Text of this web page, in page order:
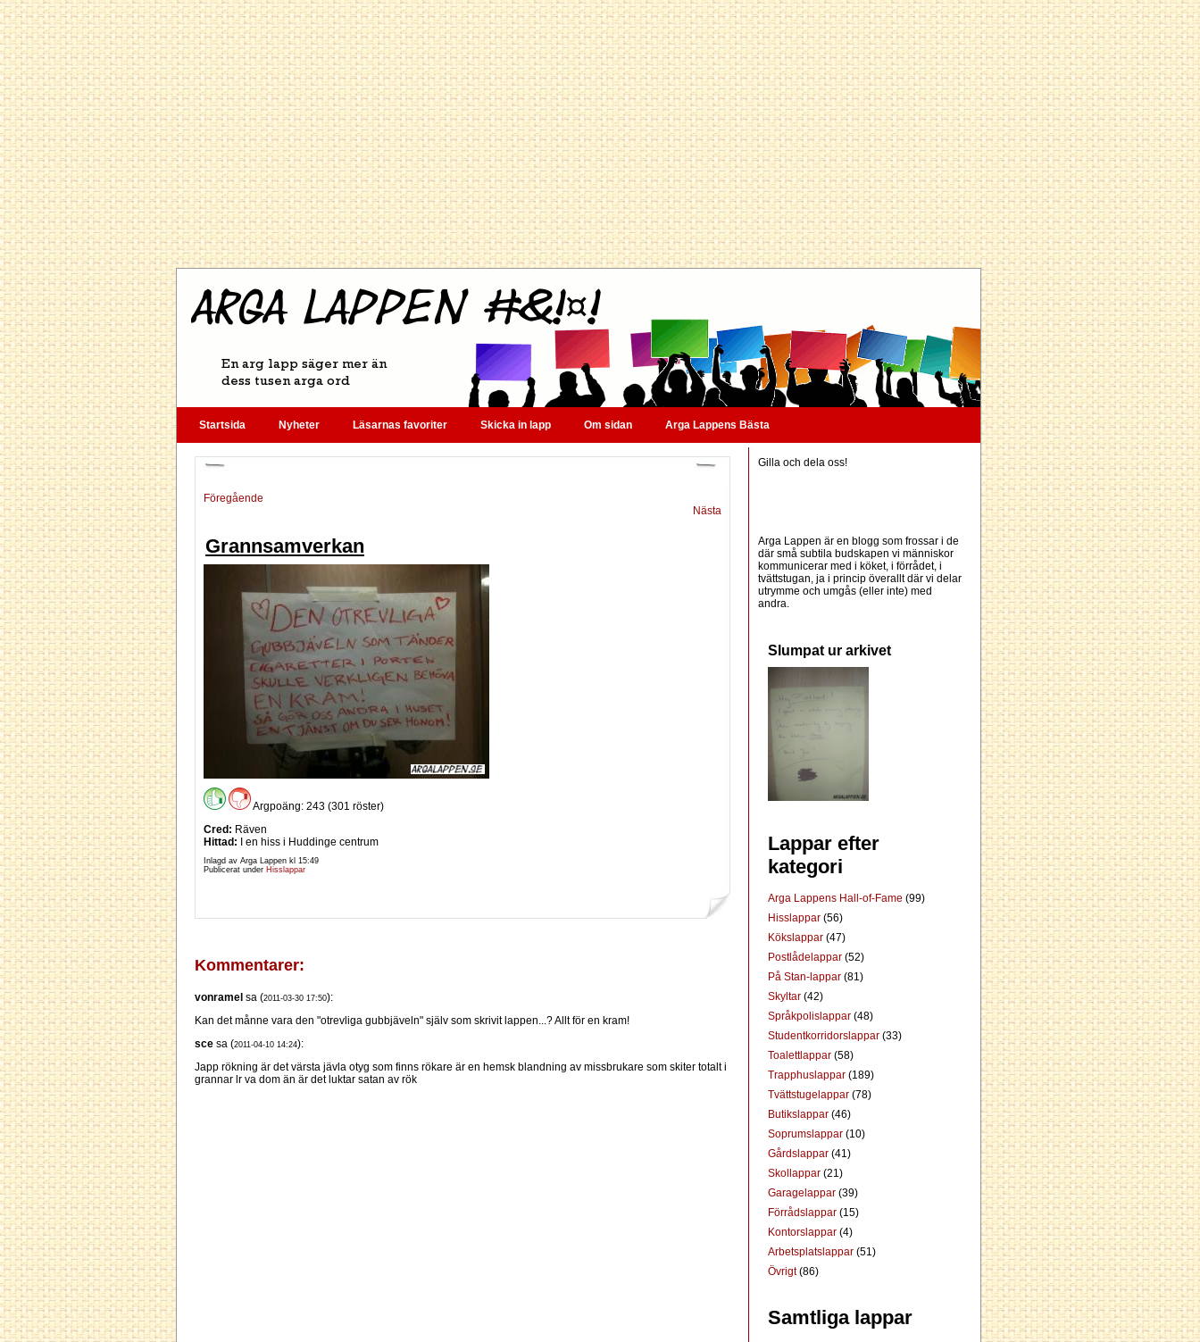
Startsida Nyheter Läsarnas favoriter Skicka in lapp Om sidan Arga Lappens Bästa
Föregående
Nästa
Grannsamverkan
Argpoäng: 243 (301 röster)
Cred: Räven
Hittad: I en hiss i Huddinge centrum
Inlagd av Arga Lappen kl 15:49
Publicerat under Hisslappar
Kommentarer:
vonramel sa (2011-03-30 17:50):
Kan det månne vara den "otrevliga gubbjäveln" själv som skrivit lappen...? Allt för en kram!
sce sa (2011-04-10 14:24):
Japp rökning är det värsta jävla otyg som finns rökare är en hemsk blandning av missbrukare som skiter totalt i
grannar lr va dom än är det luktar satan av rök
Gilla och dela oss!
Arga Lappen är en blogg som frossar i de
där små subtila budskapen vi människor
kommunicerar med i köket, i förrådet, i
tvättstugan, ja i princip överallt där vi delar
utrymme och umgås (eller inte) med
andra.
Slumpat ur arkivet
Lappar efter
kategori
Arga Lappens Hall-of-Fame (99)
Hisslappar (56)
Kökslappar (47)
Postlådelappar (52)
På Stan-lappar (81)
Skyltar (42)
Språkpolislappar (48)
Studentkorridorslappar (33)
Toalettlappar (58)
Trapphuslappar (189)
Tvättstugelappar (78)
Butikslappar (46)
Soprumslappar (10)
Gårdslappar (41)
Skollappar (21)
Garagelappar (39)
Förrådslappar (15)
Kontorslappar (4)
Arbetsplatslappar (51)
Övrigt(86)
Samtliga lappar